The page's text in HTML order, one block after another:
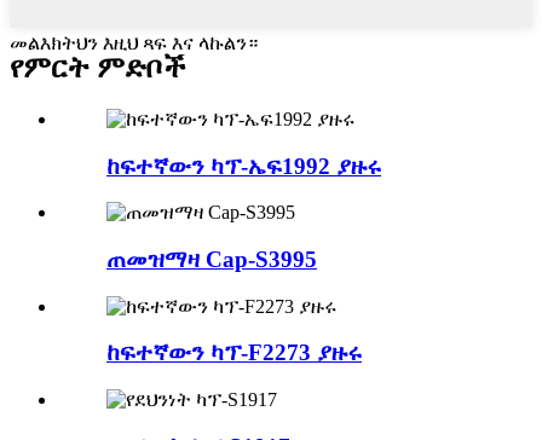
መልእክትህን እዚህ ጻፍ እና ላኩልን።
የምርት ምድቦች
ከፍተኛውን ካፕ-ኤፍ1992 ያዙሩ
ጠመዝማዛ Cap-S3995
ከፍተኛውን ካፕ-F2273 ያዙሩ